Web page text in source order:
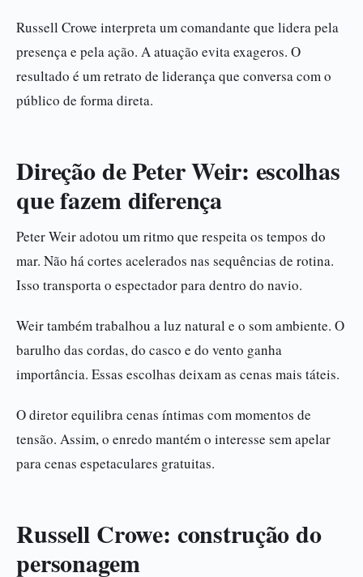
Russell Crowe interpreta um comandante que lidera pela
presença e pela ação. A atuação evita exageros. O
resultado é um retrato de liderança que conversa com o
público de forma direta.
Direção de Peter Weir: escolhas
que fazem diferença
Peter Weir adotou um ritmo que respeita os tempos do
mar. Não há cortes acelerados nas sequências de rotina.
Isso transporta o espectador para dentro do navio.
Weir também trabalhou a luz natural e o som ambiente. O
barulho das cordas, do casco e do vento ganha
importância. Essas escolhas deixam as cenas mais táteis.
O diretor equilibra cenas íntimas com momentos de
tensão. Assim, o enredo mantém o interesse sem apelar
para cenas espetaculares gratuitas.
Russell Crowe: construção do
personagem